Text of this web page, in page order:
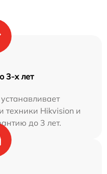
3-х лет
техники Hikvision и
до 3 лет.